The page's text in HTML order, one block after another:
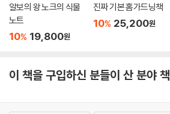
알보의 왕 노크의 식물
노트
10% 19,800원
진짜 기본 홈가드닝책
10% 25,200원
이 책을 구입하신 분들이 산 분야 책